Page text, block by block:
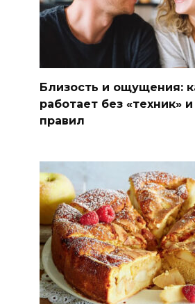
Близость и ощущения:
работает без «техник»
правил